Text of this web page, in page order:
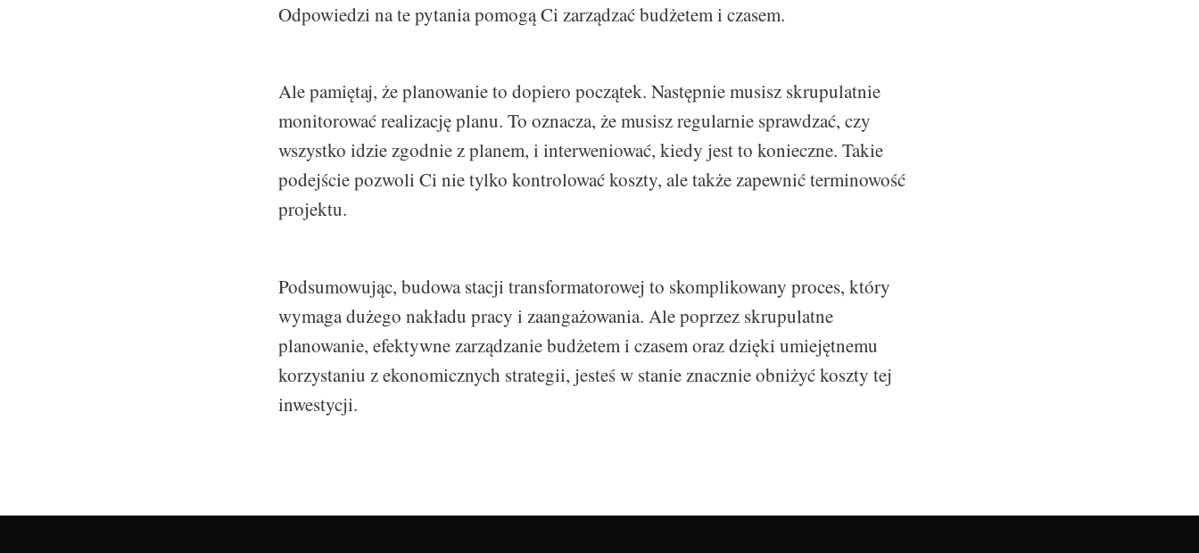
Odpowiedzi na te pytania pomogą Ci zarządzać budżetem i czasem.
Ale pamiętaj, że planowanie to dopiero początek. Następnie musisz skrupulatnie
monitorować realizację planu. To oznacza, że musisz regularnie sprawdzać, czy
wszystko idzie zgodnie z planem, i interweniować, kiedy jest to konieczne. Takie
podejście pozwoli Ci nie tylko kontrolować koszty, ale także zapewnić terminowość
projektu.
Podsumowując, budowa stacji transformatorowej to skomplikowany proces, który
wymaga dużego nakładu pracy i zaangażowania. Ale poprzez skrupulatne
planowanie, efektywne zarządzanie budżetem i czasem oraz dzięki umiejętnemu
korzystaniu z ekonomicznych strategii, jesteś w stanie znacznie obniżyć koszty tej
inwestycji.